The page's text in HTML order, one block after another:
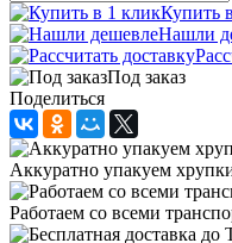
Купить
Нашли
Под заказ
Поделиться
Аккуратно упакуем
Работаем со всеми